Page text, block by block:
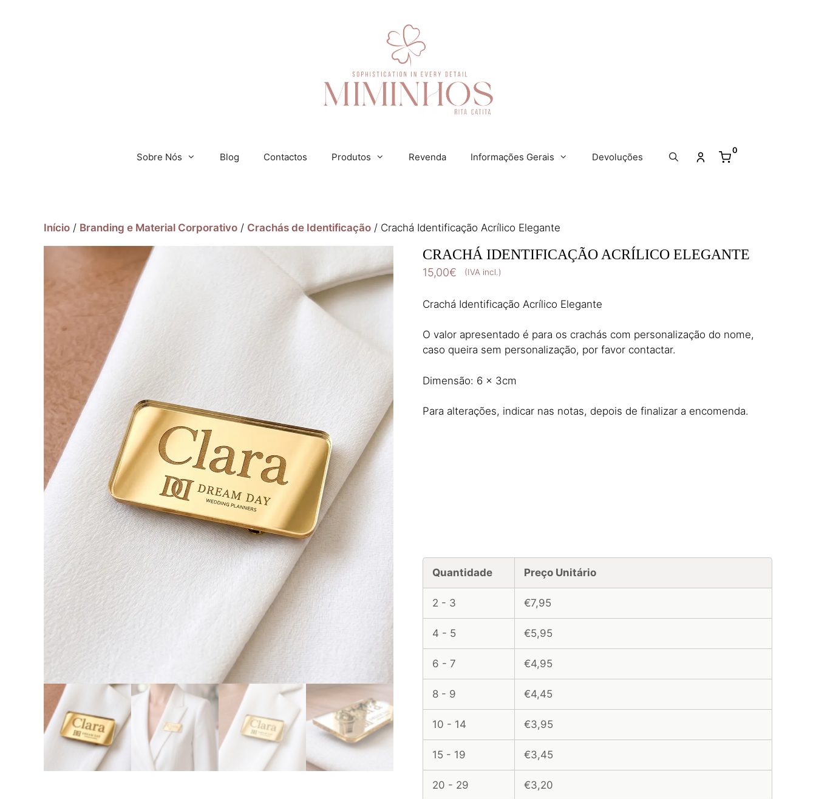
0
Sobre Nós Blog Contactos Produtos Revenda Informações Gerais Devoluções
Início / Branding e Material Corporativo / Crachás de Identificação / Crachá Identificação Acrílico Elegante
CRACHÁ IDENTIFICAÇÃO ACRÍLICO ELEGANTE
15,00€ (IVA incl.)
Crachá Identificação Acrílico Elegante
O valor apresentado é para os crachás com personalização do nome,
caso queira sem personalização, por favor contactar.
Dimensão: 6 x 3cm
Para alterações, indicar nas notas, depois de finalizar a encomenda.
Quantidade Preço Unitário
2 - 3 €7,95
4 - 5 €5,95
6 - 7 €4,95
8 - 9 €4,45
10 - 14 €3,95
15 - 19 €3,45
20 - 29 €3,20